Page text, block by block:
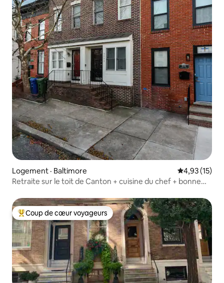
Logement · Baltimore Note
4,93 (15)
Retraite sur le toit de Canton + cuisine du chef + bonne
Coup de cœur voyageurs parmi les plus aimés
Coup de cœur voyageurs